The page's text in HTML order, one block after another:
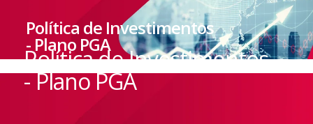
Política de Investimentos
- Plano PGA
Política de Investimentos
- Plano PGA